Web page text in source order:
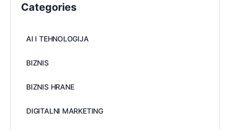
Categories
AI I TEHNOLOGIJA
BIZNIS
BIZNIS HRANE
DIGITALNI MARKETING